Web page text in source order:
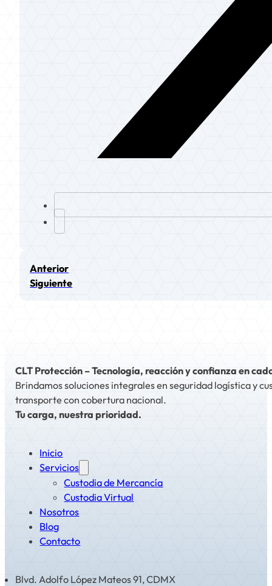
Anterior
Siguiente
CLT Protección – Tecnología, reacción y confianza en
Brindamos soluciones integrales en seguridad logística y
transporte con cobertura nacional.
Tu carga, nuestra prioridad.
Inicio
Servicios
Custodia de Mercancía
Custodia Virtual
Nosotros
Blog
Contacto
Blvd. Adolfo López Mateos 91, CDMX